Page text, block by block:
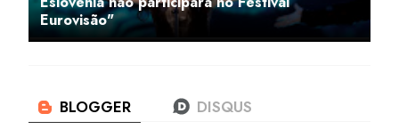
Eurovisão"